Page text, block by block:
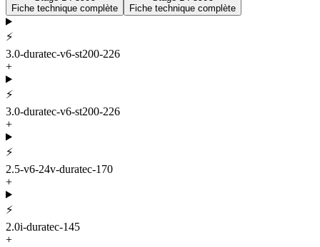
Fiche technique complète
Fiche technique complète
⚡
3.0-duratec-v6-st200-226
+
⚡
3.0-duratec-v6-st200-226
+
⚡
2.5-v6-24v-duratec-170
+
⚡
2.0i-duratec-145
+